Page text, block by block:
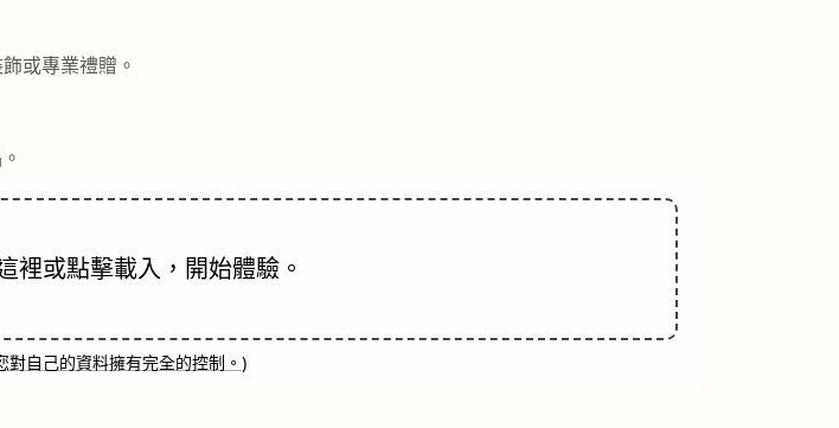
或專業禮贈。
裡或點擊載入，開始體驗。
自己的資料擁有完全的控制。 )